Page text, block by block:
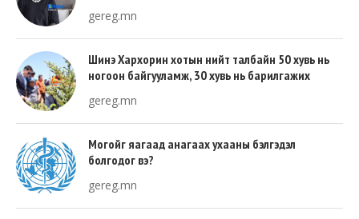
gereg.mn
Шинэ Хархорин хотын нийт талбайн 50 хувь нь
ногоон байгууламж, 30 хувь нь барилгажих
gereg.mn
Могойг яагаад анагаах ухааны бэлгэдэл
болгодог вэ?
gereg.mn